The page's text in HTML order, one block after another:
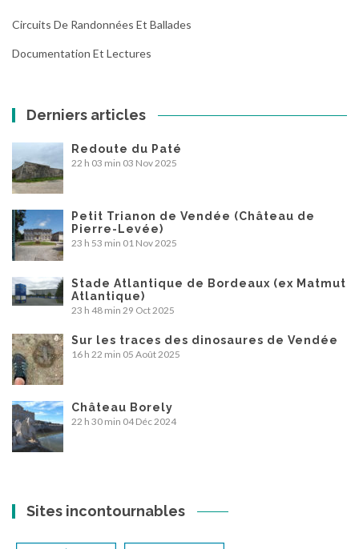
Circuits De Randonnées Et Ballades
Documentation Et Lectures
Derniers articles
Redoute du Paté
22 h 03 min 03 Nov 2025
Petit Trianon de Vendée (Château de
Pierre-Levée)
23 h 53 min 01 Nov 2025
Stade Atlantique de Bordeaux (ex Matmut
Atlantique)
23 h 48 min 29 Oct 2025
Sur les traces des dinosaures de Vendée
16 h 22 min 05 Août 2025
Château Borely
22 h 30 min 04 Déc 2024
Sites incontournables